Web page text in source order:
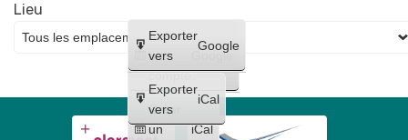
Créer
un
compte
Google
Créer
un
iCal
Exporter
vers
Google
Exporter
vers
iCal
Lieu